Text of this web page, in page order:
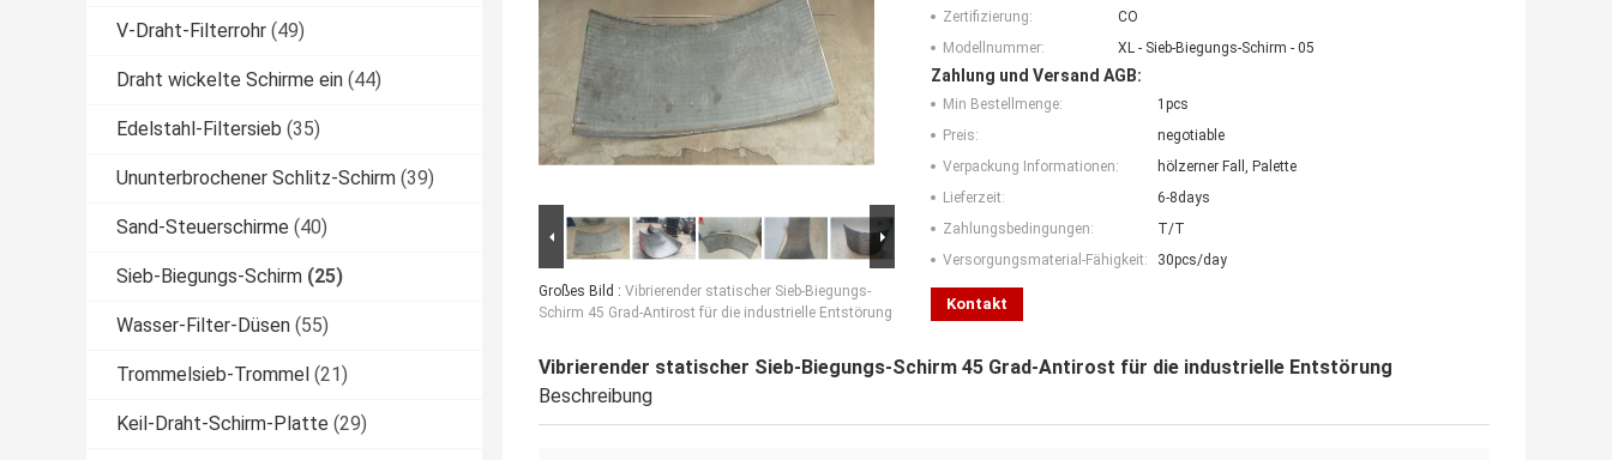
V-Draht-Filterrohr (49)
Draht wickelte Schirme ein (44)
Edelstahl-Filtersieb (35)
Ununterbrochener Schlitz-Schirm (39)
Sand-Steuerschirme (40)
Sieb-Biegungs-Schirm (25)
Wasser-Filter-Düsen (55)
Trommelsieb-Trommel (21)
Keil-Draht-Schirm-Platte (29)
Großes Bild : Vibrierender statischer Sieb-Biegungs-
Schirm 45 Grad-Antirost für die industrielle Entstörung
Zertifizierung:
CO
Modellnummer:
XL - Sieb-Biegungs-Schirm - 05
Zahlung und Versand AGB:
Min Bestellmenge:
1pcs
Preis:
negotiable
Verpackung Informationen:
hölzerner Fall, Palette
Lieferzeit:
6-8days
Zahlungsbedingungen:
T/T
Versorgungsmaterial-Fähigkeit:
30pcs/day
Kontakt
Vibrierender statischer Sieb-Biegungs-Schirm 45 Grad-Antirost für die industrielle Entstörung
Beschreibung